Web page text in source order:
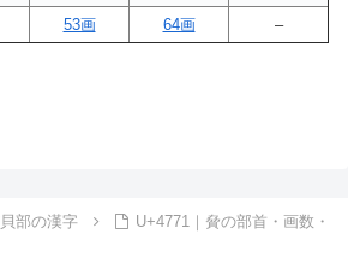
53画 64画 –
部の漢字
U+4771｜䝱の部首・画数・